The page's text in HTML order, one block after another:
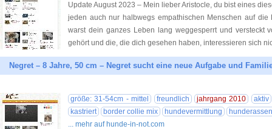
Update August 2023 – Mein lieber Aristocle, du bist eines
jeden auch nur halbwegs empathischen Menschen auf die
warst dein ganzes Leben lang weggesperrt und versteckt
gehört und die, die dich gesehen haben, interessieren sich
Negret – 8 Jahre, 50 cm – Negret sucht eine neue Aufgabe und
größe: 31-54cm - mittel freundlich jahrgang 2010
aktiv
kastriert
border collie mix hundevermittlung
hunderassen
... mehr auf hunde-in-not.com